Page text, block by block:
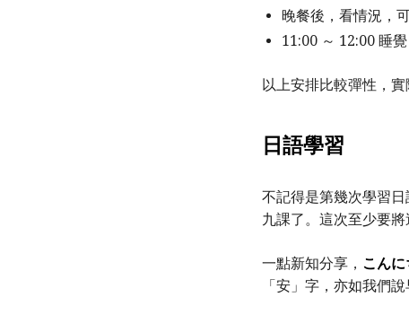
晚餐後，看情況，
11:00 ～ 12:00 睡覺
以上安排比較彈性，實
日語學習
不記得是第幾次學習
九課了。這次至少要將
一點新知分享， こんに
「安」字，亦如我們